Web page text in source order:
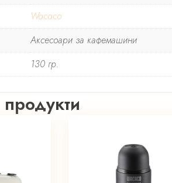
Wacaco
Аксесоари за кафемашини
130 гр.